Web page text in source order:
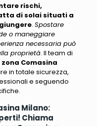
rischi,
di solai situati a
. Spostare
o maneggiare
necessaria può
proprietà. Il team di
Comasina
in totale sicurezza,
e seguendo
Milano:
Chiama